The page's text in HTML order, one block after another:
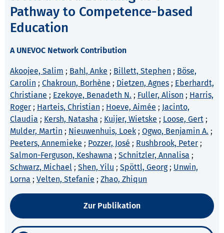
Pathway to Competence-based
Education
A UNEVOC Network Contribution
Akoojee, Salim ; Bahl, Anke ; Billett, Stephen ; Böse,
Carolin ; Chakroun, Borhène ; Dietzen, Agnes ; Eberhardt,
Christiane ; Ezekoye, Benadeth N. ; Fuller, Alison ; Harris,
Roger ; Harteis, Christian ; Hoeve, Aimée ; Jacinto,
Claudia ; Kersh, Natasha ; Kuijer, Wietske ; Loose, Gert ;
Mulder, Martin ; Nieuwenhuis, Loek ; Ogwo, Benjamin A. ;
Peeters, Annemieke ; Pozzer, José ; Rushbrook, Peter ;
Salmon-Ferguson, Keshawna ; Schnitzler, Annalisa ;
Schwarz, Michael ; Shen, Yilu ; Spöttl, Georg; Unwin,
Lorna ; Velten, Stefanie ; Zhao, Zhiqun
Zur Publikation